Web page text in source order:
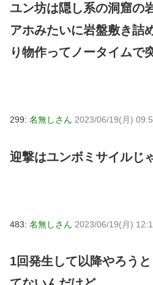
ユン坊は隠し系の洞窟の
アホみたいに岩盤敷き詰
り物作ってノータイムで
299: 名無しさん 2023/06/19(月)
迎撃はユンボミサイルじ
483: 名無しさん 2023/06/19(月)
1回発生して以降やろう